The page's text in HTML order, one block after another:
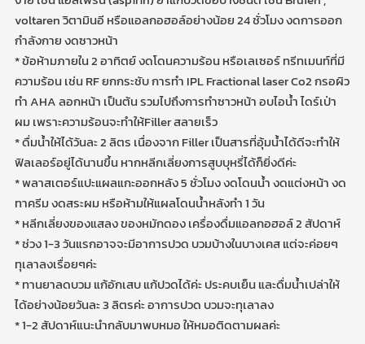
voltaren วิตามินอี หรือแอลกอฮอล์อย่างน้อย 24 ชั่วโมง งดการออก
กำลังกาย งดซาวหน้า
* ข้อห้ามภายใน 2 อาทิตย์ งดโดนความร้อน หรือเลเซอร์ ทรีทเมนท์ที่มี
ความร้อน เช่น RF ยกกระชับ การทำ IPL Fractional laser Co2 กรอผิว
ทำ AHA ลอกหน้า เป็นต้น รวมไปถึงการทำซาวหน้า อบไอน้ำ ไดร์เป่า
ผม เพราะความร้อนจะทำให้Filler สลายเร็ว
* ดื่มน้ำให้ได้วันละ 2 ลิตร เนื่องจาก Filler เป็นสารที่อุ้มน้ำได้ดีจะทำให้
ฟิลเลอร์อยู่ได้นานขึ้น หากหลีกเลี่ยงการสูบบุหรี่ได้ก็ยิ่งดีค่ะ
* พลาสเตอร์แปะแผลแกะออกหลัง 5 ชั่วโมง งดโดนน้ำ งดแต่งหน้า งด
ทาครีม งดสระผม หรือห้ามให้แผลโดนน้ำหลังทำ 1 วัน
* หลีกเลี่ยงของแสลง ของหมักดอง เครื่องดื่มแอลกอฮอล์ 2 สัปดาห์
* ช่วง 1-3 วันแรกอาจจะมีอาการปวด บวมบ้างในบางเคส แต่จะค่อยๆ
ทุเลาลงเรื่อยๆค่ะ
* ทานยาลดบวม แก้อักเสบ แก้ปวดได้ค่ะ ประคบเย็น และดื่มน้ำเปล่าให้
ได้อย่างน้อยวันละ 3 ลิตรค่ะ อาการปวด บวมจะทุเลาลง
* 1-2 สัปดาห์แนะนำกลับมาพบหมอ ให้หมอติดตามผลค่ะ